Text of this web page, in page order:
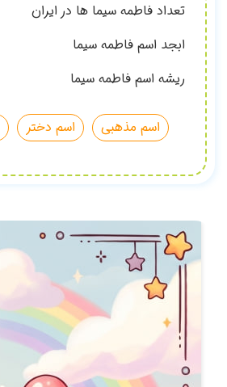
تعداد فاطمه سیما ها در ایران
ابجد اسم فاطمه سیما
ریشه اسم فاطمه سیما
اسم مذهبی اسم دختر